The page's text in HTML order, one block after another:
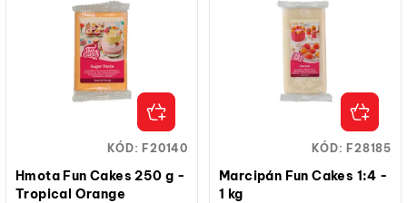
Hmota Fun Cakes 250 g -
Tropical Orange
KÓD: F20140
Marcipán Fun Cakes 1:4 -
1 kg
KÓD: F28185